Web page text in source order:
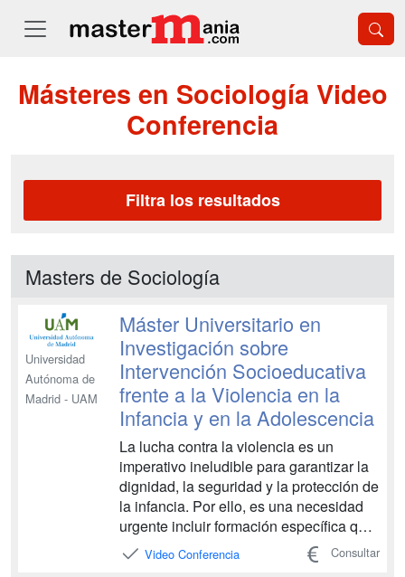
Másteres en Sociología Video
Conferencia
Filtra los resultados
Masters de Sociología
Universidad
Autónoma de
Madrid - UAM
Máster Universitario en
Investigación sobre
Intervención Socioeducativa
frente a la Violencia en la
Infancia y en la Adolescencia
La lucha contra la violencia es un
imperativo ineludible para garantizar la
dignidad, la seguridad y la protección de
la infancia. Por ello, es una necesidad
urgente incluir formación específica que
refuerce acciones de eliminación,
prevención e intervención ante cualquier
Video Conferencia Consultar